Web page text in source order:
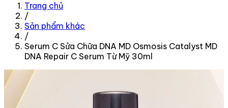
Trang chủ
/
Sản phẩm khác
/
Serum C Sửa Chữa DNA MD Osmosis Catalyst MD
DNA Repair C Serum Từ Mỹ 30ml